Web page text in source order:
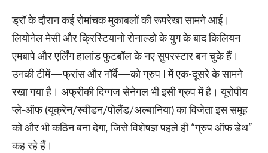
ड्रॉ के दौरान कई रोमांचक मुकाबलों की रूपरेखा सामने आई।
लियोनेल मेसी और क्रिस्टियानो रोनाल्डो के युग के बाद किलियन
एमबापे और एर्लिंग हालांड फुटबॉल के नए सुपरस्टार बन चुके हैं।
उनकी टीमें—फ्रांस और नॉर्वे—को ग्रुप I में एक-दूसरे के सामने
रखा गया है। अफ्रीकी दिग्गज सेनेगल भी इसी ग्रुप में है। यूरोपीय
प्ले-ऑफ (यूक्रेन/स्वीडन/पोलैंड/अल्बानिया) का विजेता इस समूह
को और भी कठिन बना देगा, जिसे विशेषज्ञ पहले ही “ग्रुप ऑफ डेथ”
कह रहे हैं।